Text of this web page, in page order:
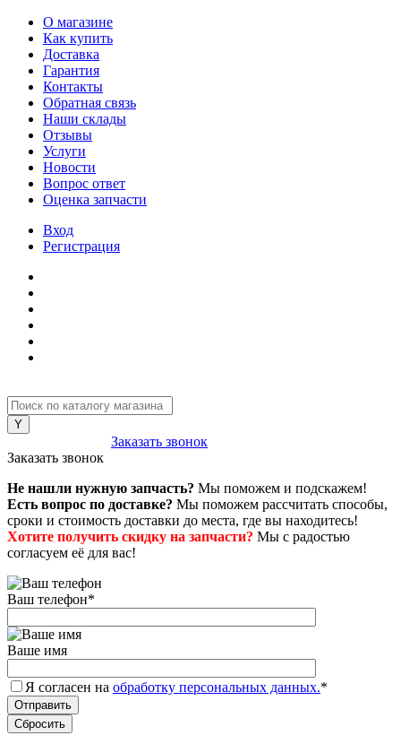
О магазине
Как купить
Доставка
Гарантия
Контакты
Обратная связь
Наши склады
Отзывы
Услуги
Новости
Вопрос ответ
Оценка запчасти
Вход
Регистрация
Заказать звонок
Заказать звонок
Не нашли нужную запчасть? Мы поможем и подскажем!
Есть вопрос по доставке? Мы поможем рассчитать способы,
сроки и стоимость доставки до места, где вы находитесь!
Хотите получить скидку на запчасти? Мы с радостью
согласуем её для вас!
Ваш телефон*
Ваше имя
Я согласен на обработку персональных данных.*